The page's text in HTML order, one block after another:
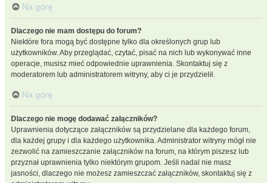
Na górę
Dlaczego nie mam dostępu do forum?
Niektóre fora mogą być dostępne tylko dla określonych grup lub
użytkowników. Aby przeglądać, czytać, pisać na nich lub wykonywać inne
operacje, musisz mieć odpowiednie uprawnienia. Skontaktuj się z
moderatorem lub administratorem witryny, aby ci je przydzielił.
Na górę
Dlaczego nie mogę dodawać załączników?
Uprawnienia dotyczące załączników są przydzielane dla każdego forum,
dla każdej grupy i dla każdego użytkownika. Administrator witryny mógł nie
zezwolić na zamieszczanie załączników na forum, na którym piszesz lub
przyznał uprawnienia tylko niektórym grupom. Jeśli nadal nie masz
jasności, dlaczego nie możesz zamieszczać załączników, skontaktuj się z